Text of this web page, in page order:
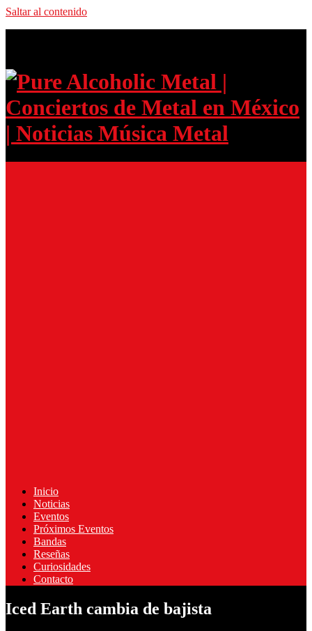
Saltar al contenido
Inicio
Noticias
Eventos
Próximos Eventos
Bandas
Reseñas
Curiosidades
Contacto
Iced Earth cambia de bajista